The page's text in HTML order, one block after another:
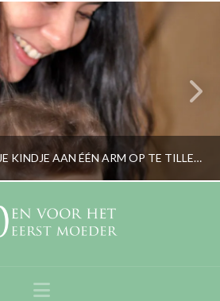
KAN HET KWAAD OM JE KINDJE AAN ÉÉN ARM OP TE TILLEN?
RORYBLOKZIJL
Navigation